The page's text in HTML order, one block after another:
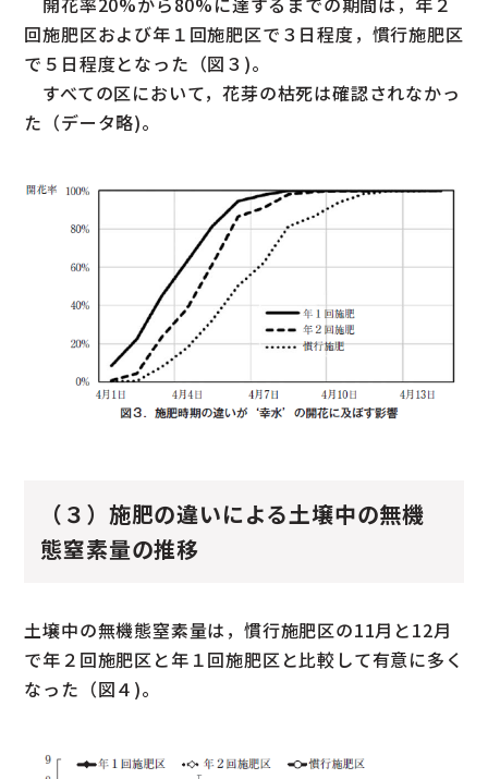
回施肥区および年１回施肥区で３日程度，慣行施肥区
で５日程度となった（図３)。
すべての区において，花芽の枯死は確認されなかっ
た（データ略)。
（３）施肥の違いによる土壌中の無機
態窒素量の推移
土壌中の無機態窒素量は，慣行施肥区の11月と12月
で年２回施肥区と年１回施肥区と比較して有意に多く
なった（図４)。